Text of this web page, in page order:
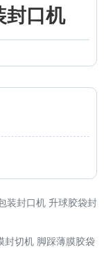
封口机
装封口机 升球胶袋封
封切机 脚踩薄膜胶袋